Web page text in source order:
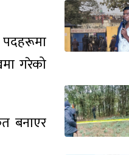
पदहरूमा
गरेको
बनाएर